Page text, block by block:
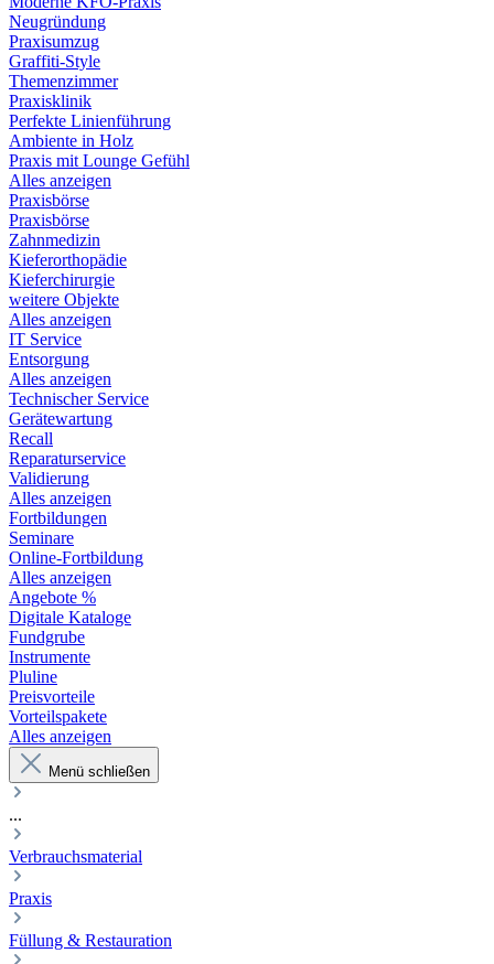
Neugründung
Praxisumzug
Graffiti-Style
Themenzimmer
Praxisklinik
Perfekte Linienführung
Ambiente in Holz
Praxis mit Lounge Gefühl
Alles anzeigen
Praxisbörse
Praxisbörse
Zahnmedizin
Kieferorthopädie
Kieferchirurgie
weitere Objekte
Alles anzeigen
IT Service
Entsorgung
Alles anzeigen
Technischer Service
Gerätewartung
Recall
Reparaturservice
Validierung
Alles anzeigen
Fortbildungen
Seminare
Online-Fortbildung
Alles anzeigen
Angebote %
Digitale Kataloge
Fundgrube
Instrumente
Pluline
Preisvorteile
Vorteilspakete
Alles anzeigen
Menü schließen
...
Verbrauchsmaterial
Praxis
Füllung & Restauration